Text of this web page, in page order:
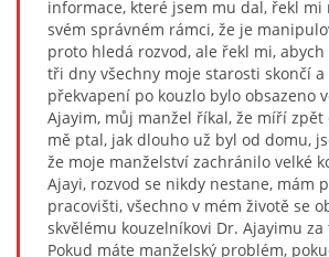
informace, které jsem mu dal, řekl mi
svém správném rámci, že je
proto hledá rozvod, ale řekl mi, abych
tři dny všechny moje starosti skončí
překvapení po kouzlo bylo obsazeno
Ajayim, můj manžel říkal, že míří zpět
mě ptal, jak dlouho už byl od domu,
že moje manželství zachránilo velké
Ajayi, rozvod se nikdy nestane, mám
pracovišti, všechno v mém životě se
skvělému kouzelníkovi Dr. Ajayimu
Pokud máte manželský problém,